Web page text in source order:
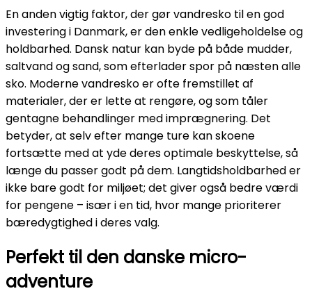
En anden vigtig faktor, der gør vandresko til en god
investering i Danmark, er den enkle vedligeholdelse og
holdbarhed. Dansk natur kan byde på både mudder,
saltvand og sand, som efterlader spor på næsten alle
sko. Moderne vandresko er ofte fremstillet af
materialer, der er lette at rengøre, og som tåler
gentagne behandlinger med imprægnering. Det
betyder, at selv efter mange ture kan skoene
fortsætte med at yde deres optimale beskyttelse, så
længe du passer godt på dem. Langtidsholdbarhed er
ikke bare godt for miljøet; det giver også bedre værdi
for pengene – især i en tid, hvor mange prioriterer
bæredygtighed i deres valg.
Perfekt til den danske micro-
adventure